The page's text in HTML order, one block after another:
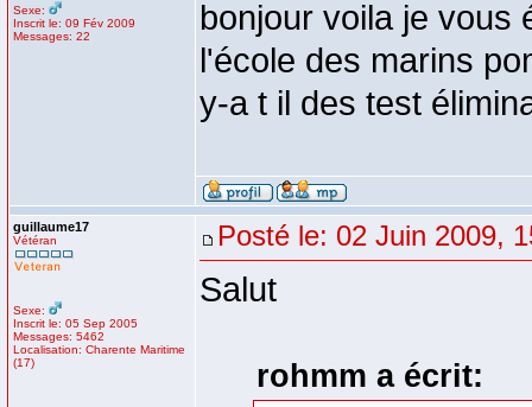
Sexe:
Inscrit le: 09 Fév 2009
Messages: 22
bonjour voila je vous
l'école des marins
y-a t il des test
guillaume17
Vétéran
Sexe:
Inscrit le: 05 Sep 2005
Messages: 5462
Localisation: Charente Maritime
(17)
Posté le: 02 Juin 2009,
Salut
rohmm a écrit: